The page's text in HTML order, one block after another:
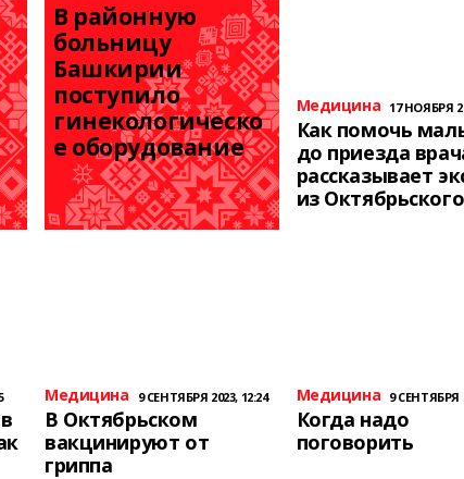
В районную
больницу
Башкирии
поступило
гинекологическо
е оборудование
Медицина 17 НОЯБРЯ
Как помочь
до приезда
рассказывает
из Октябрьского
Медицина 9 СЕНТЯБРЯ 2023, 12:24
В Октябрьском
вакцинируют от
гриппа
Медицина 9 СЕНТЯБРЯ
Когда надо
поговорить